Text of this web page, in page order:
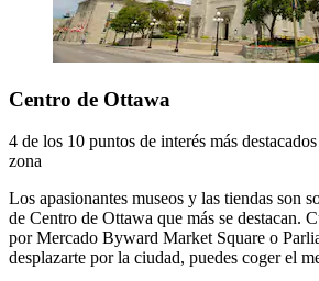
Centro de Ottawa
4 de los 10 puntos de interés más
zona
Los apasionantes museos y las tiendas son
de Centro de Ottawa que más se destacan.
por Mercado Byward Market Square o
desplazarte por la ciudad, puedes coger el